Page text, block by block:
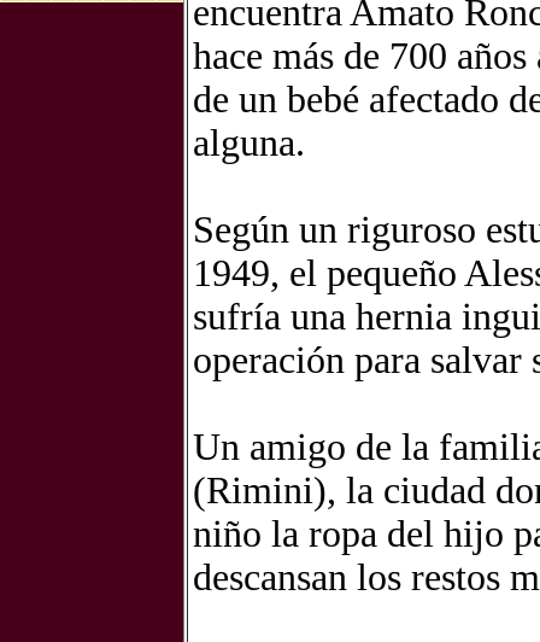
encuentra Amato
hace más de 700
de un bebé afectado
alguna.
Según un riguroso
1949, el pequeño
sufría una hernia
operación para salvar
Un amigo de la
(Rimini), la ciudad
niño la ropa del hijo
descansan los restos